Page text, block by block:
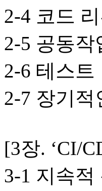
2-4 코드
2-5 공동작
2-6 테스트
2-7 장기
[3장. ‘CI/
3-1 지속적